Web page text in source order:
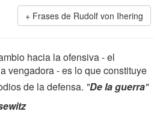
Frases de Rudolf von Ihering
hacia la ofensiva - el
vengadora - es lo que constituye
de la defensa. "De la guerra"